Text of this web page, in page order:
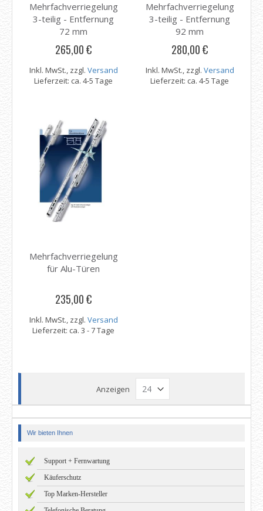
Mehrfachverriegelung
3-teilig - Entfernung
72 mm
265,00 €
Inkl. MwSt., zzgl. Versand
Lieferzeit: ca. 4-5 Tage
Mehrfachverriegelung
3-teilig - Entfernung
92 mm
280,00 €
Inkl. MwSt., zzgl. Versand
Lieferzeit: ca. 4-5 Tage
Mehrfachverriegelung
für Alu-Türen
235,00 €
Inkl. MwSt., zzgl. Versand
Lieferzeit: ca. 3 - 7 Tage
Anzeigen
Wir bieten Ihnen
Support + Fernwartung
Käuferschutz
Top Marken-Hersteller